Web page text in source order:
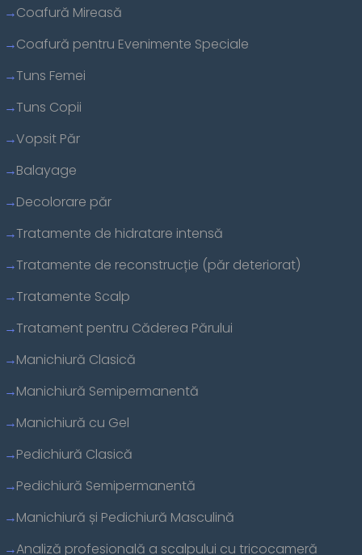
Coafură Mireasă
Coafură pentru Evenimente Speciale
Tuns Femei
Tuns Copii
Vopsit Păr
Balayage
Decolorare păr
Tratamente de hidratare intensă
Tratamente de reconstrucție (păr deteriorat)
Tratamente Scalp
Tratament pentru Căderea Părului
Manichiură Clasică
Manichiură Semipermanentă
Manichiură cu Gel
Pedichiură Clasică
Pedichiură Semipermanentă
Manichiură și Pedichiură Masculină
Analiză profesională a scalpului cu tricocameră